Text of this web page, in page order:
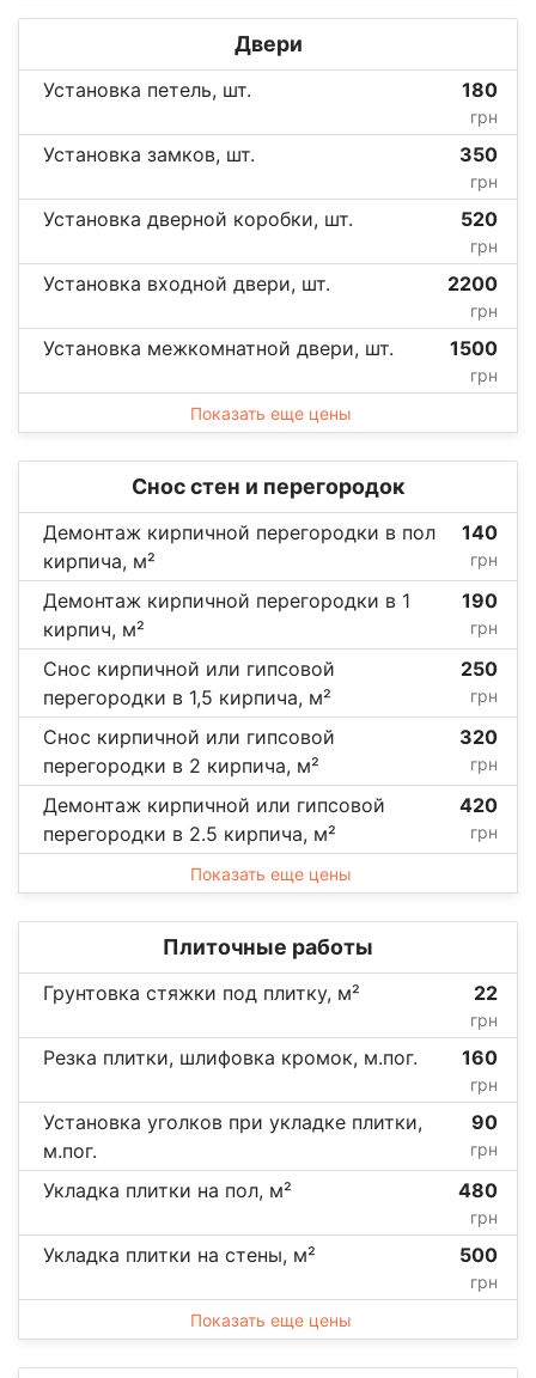
Двери
Установка петель, шт. 180
грн
Установка замков, шт. 350
грн
Установка дверной коробки, шт. 520
грн
Установка входной двери, шт. 2200
грн
Установка межкомнатной двери, шт. 1500
грн
Показать еще цены
Снос стен и перегородок
Демонтаж кирпичной перегородки в пол
кирпича, м²
140
грн
Демонтаж кирпичной перегородки в 1
кирпич, м²
190
грн
Снос кирпичной или гипсовой
перегородки в 1,5 кирпича, м²
250
грн
Снос кирпичной или гипсовой
перегородки в 2 кирпича, м²
320
грн
Демонтаж кирпичной или гипсовой
перегородки в 2.5 кирпича, м²
420
грн
Показать еще цены
Плиточные работы
Грунтовка стяжки под плитку, м² 22
грн
Резка плитки, шлифовка кромок, м.пог. 160
грн
Установка уголков при укладке плитки,
м.пог.
90
грн
Укладка плитки на пол, м² 480
грн
Укладка плитки на стены, м² 500
грн
Показать еще цены